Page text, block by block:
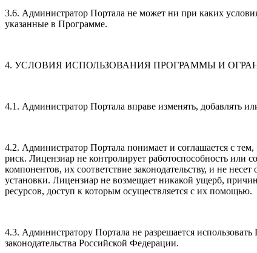
3.6. Администратор Портала не может ни при каких
указанные в Программе.
4. УСЛОВИЯ ИСПОЛЬЗОВАНИЯ ПРОГРАММЫ И
4.1. Администратор Портала вправе изменять, добавлять
4.2. Администратор Портала понимает и соглашается с
риск. Лицензиар не контролирует работоспособность или
компонентов, их соответствие законодательству, и не
установки. Лицензиар не возмещает никакой ущерб,
ресурсов, доступ к которым осуществляется с их помощью.
4.3. Администратору Портала не разрешается
законодательства Российской Федерации.